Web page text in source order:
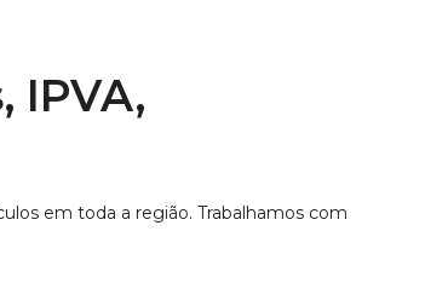
IPVA,
em toda a região. Trabalhamos com